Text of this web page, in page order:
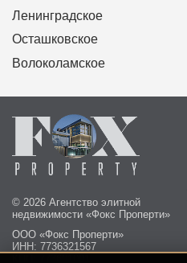
Ленинградское
Осташковское
Волоколамское
© 2026 Агентство элитной
недвижимости «Фокс Проперти»
ООО «Фокс Проперти»
ИНН: 7736321567